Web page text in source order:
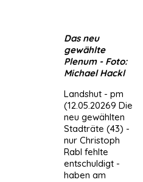
Das neu
gewählte
Plenum - Foto:
Michael Hackl
Landshut - pm
(12.05.20269 Die
neu gewählten
Stadträte (43) -
nur Christoph
Rabl fehlte
entschuldigt -
haben am